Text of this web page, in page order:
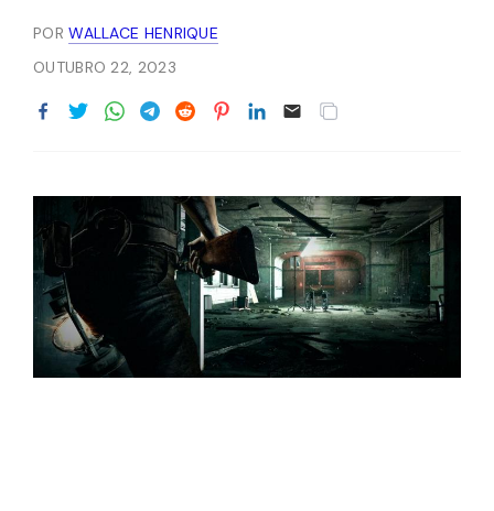
PORWALLACE HENRIQUE
OUTUBRO 22, 2023